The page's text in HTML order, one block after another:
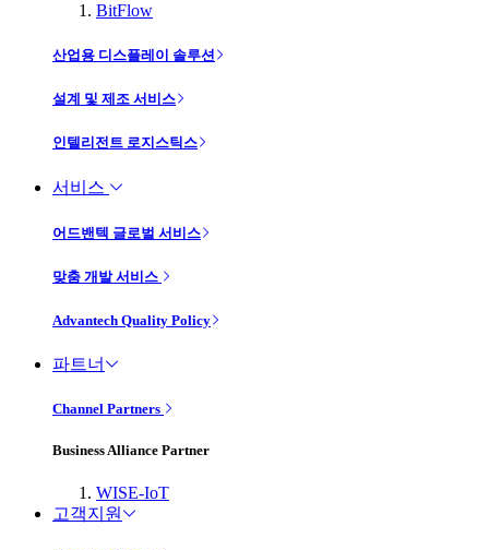
BitFlow
산업용 디스플레이 솔루션
설계 및 제조 서비스
인텔리전트 로지스틱스
서비스
어드밴텍 글로벌 서비스
맞춤 개발 서비스
Advantech Quality Policy
파트너
Channel Partners
Business Alliance Partner
WISE-IoT
고객지원